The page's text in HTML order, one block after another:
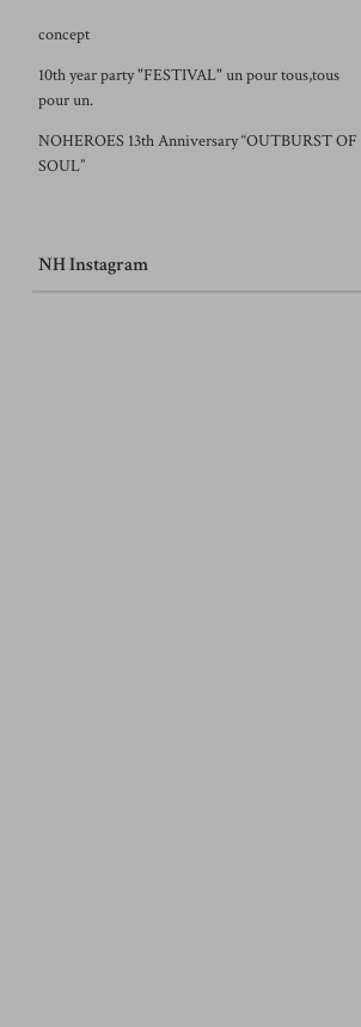
concept
10th year party "FESTIVAL" un pour tous,tous
pour un.
NOHEROES 13th Anniversary “OUTBURST OF
SOUL”
NH Instagram